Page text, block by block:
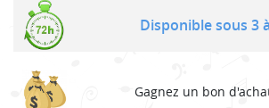
Disponible sous 3
Gagnez un bon